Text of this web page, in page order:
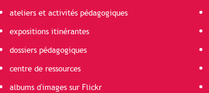
ateliers et activités pédagogiques
expositions itinérantes
dossiers pédagogiques
centre de ressources
albums d'images sur Flickr